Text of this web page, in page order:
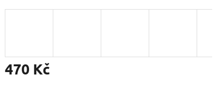
470 Kč